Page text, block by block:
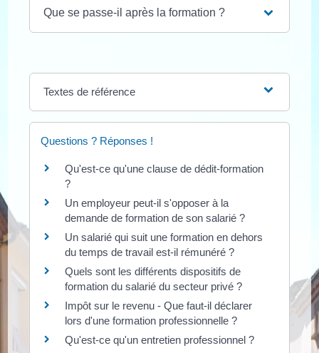
Que se passe-il après la formation ?
Textes de référence
Questions ? Réponses !
Qu'est-ce qu'une clause de dédit-formation
?
Un employeur peut-il s'opposer à la
demande de formation de son salarié ?
Un salarié qui suit une formation en dehors
du temps de travail est-il rémunéré ?
Quels sont les différents dispositifs de
formation du salarié du secteur privé ?
Impôt sur le revenu - Que faut-il déclarer
lors d'une formation professionnelle ?
Qu'est-ce qu'un entretien professionnel ?